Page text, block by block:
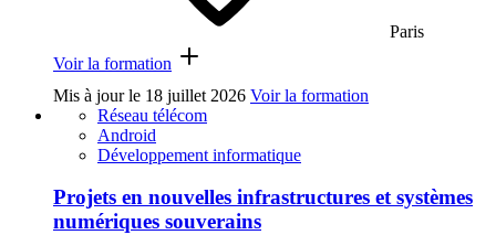
Paris
Voir la formation
Mis à jour le 18 juillet 2026 Voir la formation
Réseau télécom
Android
Développement informatique
Projets en nouvelles infrastructures et systèmes
numériques souverains